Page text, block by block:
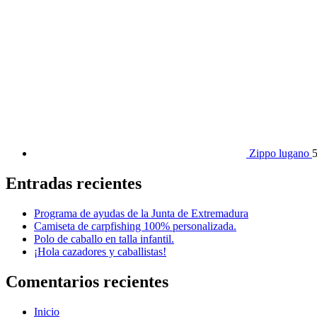
Zippo lugano
Entradas recientes
Programa de ayudas de la Junta de Extremadura
Camiseta de carpfishing 100% personalizada.
Polo de caballo en talla infantil.
¡Hola cazadores y caballistas!
Comentarios recientes
Inicio